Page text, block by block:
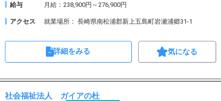
給与 月給：238,900円～276,900円
アクセス 就業場所： 長崎県南松浦郡新上五島町岩瀬浦郷31-1
詳細をみる 気になる
社会福祉法人 ガイアの杜